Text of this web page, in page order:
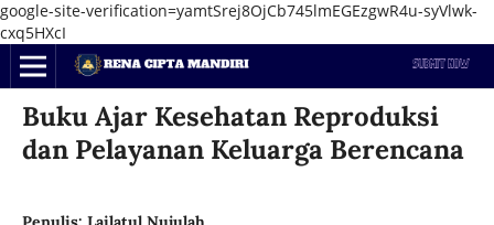
google-site-verification=yamtSrej8OjCb745lmEGEzgwR4u-syVlwk-
cxq5HXcI
Buku Ajar Kesehatan Reproduksi
dan Pelayanan Keluarga Berencana